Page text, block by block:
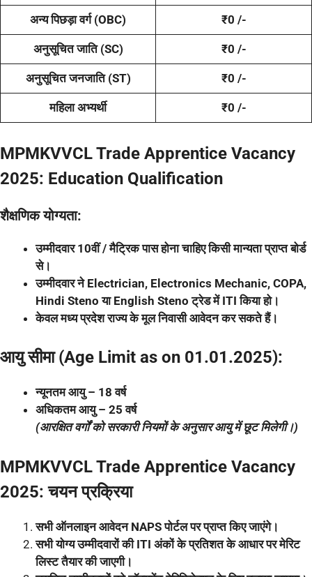
अन्य पिछड़ा वर्ग (OBC) ₹0 /-
अनुसूचित जाति (SC) ₹0 /-
अनुसूचित जनजाति (ST) ₹0 /-
महिला अभ्यर्थी ₹0 /-
MPMKVVCL Trade Apprentice Vacancy
2025: Education Qualification
शैक्षणिक योग्यता:
उम्मीदवार 10वीं / मैट्रिक पास होना चाहिए किसी मान्यता प्राप्त बोर्ड
से।
उम्मीदवार ने Electrician, Electronics Mechanic, COPA,
Hindi Steno या English Steno ट्रेड में ITI किया हो।
केवल मध्य प्रदेश राज्य के मूल निवासी आवेदन कर सकते हैं।
आयु सीमा (Age Limit as on 01.01.2025):
न्यूनतम आयु – 18 वर्ष
अधिकतम आयु – 25 वर्ष
(आरक्षित वर्गों को सरकारी नियमों के अनुसार आयु में छूट मिलेगी।)
MPMKVVCL Trade Apprentice Vacancy
2025: चयन प्रक्रिया
सभी ऑनलाइन आवेदन NAPS पोर्टल पर प्राप्त किए जाएंगे।
सभी योग्य उम्मीदवारों की ITI अंकों के प्रतिशत के आधार पर मेरिट
लिस्ट तैयार की जाएगी।